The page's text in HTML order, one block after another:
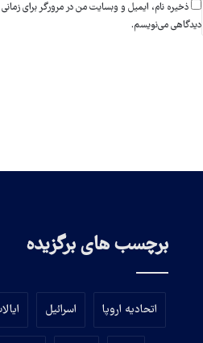
ذخیره نام، ایمیل و وبسایت من در مرورگر برای زمانی
دیدگاهی می‌نویسم.
برچسب های برگزیده
اتحادیه اروپا اسرائیل